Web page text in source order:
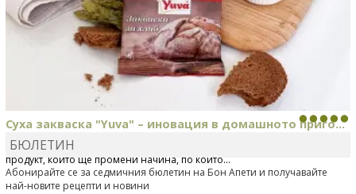
Суха закваска "Yuva" – иновация в домашното приго...
Отскоро Лесафр България стартира предлагането на изцяло нов
продукт, който ще промени начина, по който...
БЮЛЕТИН
Абонирайте се за седмичния бюлетин на Бон Апети и получавайте
най-новите рецепти и новини